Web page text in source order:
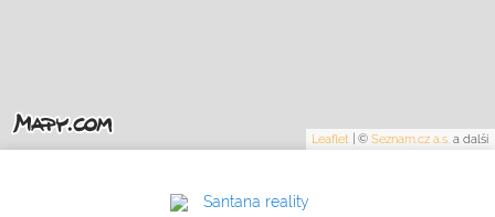
Leaflet ©Seznam.cz a.s. a další